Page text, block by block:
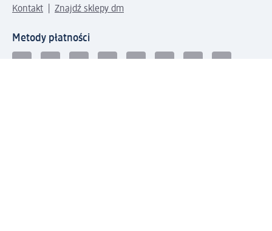
Kontakt
Znajdź sklepy dm
Metody płatności